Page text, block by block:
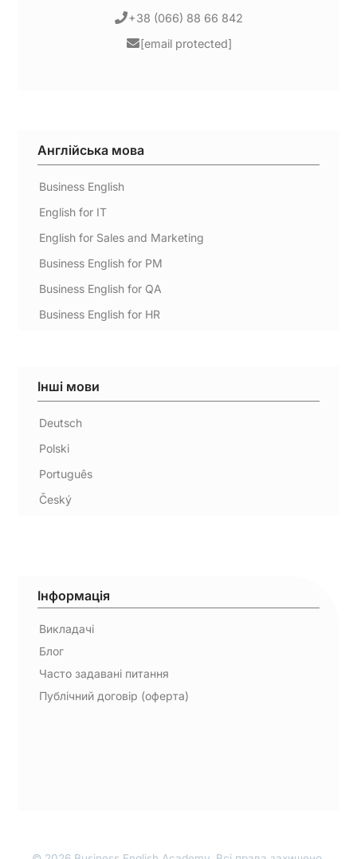
+38 (066) 88 66 842
[email protected]
Англійська мова
Business English
English for IT
English for Sales and Marketing
Business English for PM
Business English for QA
Business English for HR
Інші мови
Deutsch
Polski
Português
Český
Інформація
Викладачі
Блог
Часто задавані питання
Публічний договір (оферта)